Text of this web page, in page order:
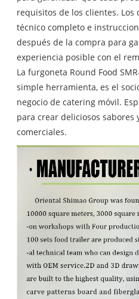
requisitos de los clientes.
técnico completo e
después de la compra para
experiencia posible con el
La furgoneta Round Food
simple herramienta, es el
negocio de catering móvil.
para crear deliciosos sabores
comerciales.